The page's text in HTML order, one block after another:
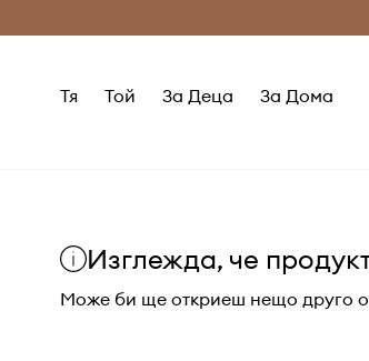
Тя Той За Деца За Дома
Изглежда, че
Може би ще откриеш нещо друго